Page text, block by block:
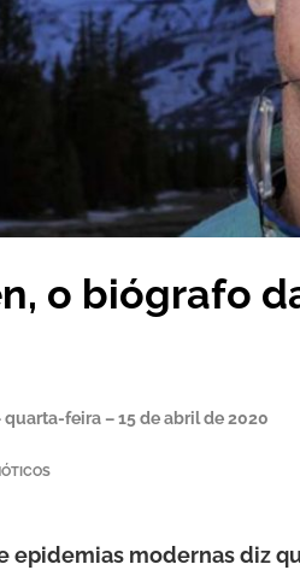
o biógrafo
quarta-feira – 15 de abril de 2020
epidemias modernas diz